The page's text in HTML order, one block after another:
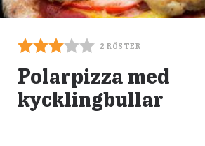
2 RÖSTER
Polarpizza med
kycklingbullar